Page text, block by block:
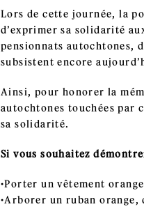
Lors de cette journée, la
d’exprimer sa solidarité
pensionnats autochtones,
subsistent encore
Ainsi, pour honorer la
autochtones touchées par
sa solidarité.
Si vous souhaitez
Porter un vêtement
Arborer un ruban orange,